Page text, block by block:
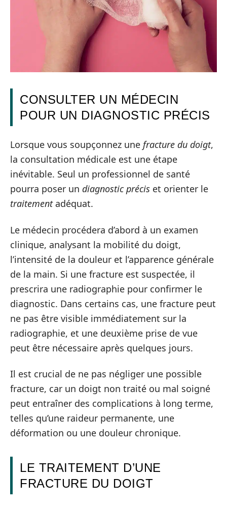
CONSULTER UN MÉDECIN
POUR UN DIAGNOSTIC PRÉCIS
Lorsque vous soupçonnez une fracture du doigt,
la consultation médicale est une étape
inévitable. Seul un professionnel de santé
pourra poser un diagnostic précis et orienter le
traitementadéquat.
Le médecin procédera d’abord à un examen
clinique, analysant la mobilité du doigt,
l’intensité de la douleur et l’apparence générale
de la main. Si une fracture est suspectée, il
prescrira une radiographie pour confirmer le
diagnostic. Dans certains cas, une fracture peut
ne pas être visible immédiatement sur la
radiographie, et une deuxième prise de vue
peut être nécessaire après quelques jours.
Il est crucial de ne pas négliger une possible
fracture, car un doigt non traité ou mal soigné
peut entraîner des complications à long terme,
telles qu’une raideur permanente, une
déformation ou une douleur chronique.
LE TRAITEMENT D’UNE
FRACTURE DU DOIGT